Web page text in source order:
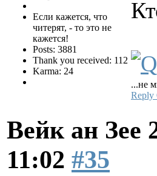
Если кажется, что
читерят, - то это не
кажется!
Posts: 3881
Thank you received: 112
Karma: 24
...не
Reply
Вейк ан Зее
11:02 #35